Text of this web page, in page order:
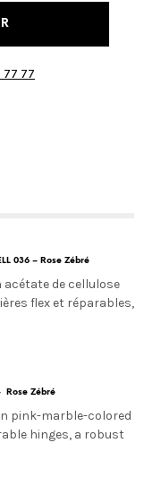
77 77
036 – Rose Zébré
de cellulose
flex et réparables,
Rose Zébré
pink-marble-colored
hinges, a robust